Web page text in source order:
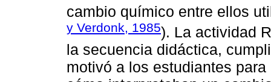
cambio químico entre ellos
y Verdonk, 1985). La actividad
la secuencia didáctica,
motivó a los estudiantes